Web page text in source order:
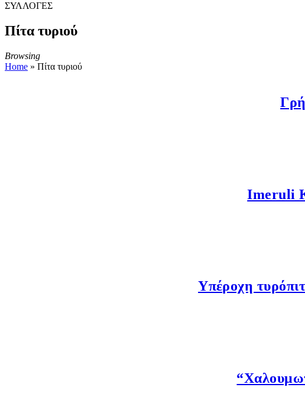
ΣΥΛΛΟΓΕΣ
Πίτα τυριού
Browsing
Home » Πίτα τυριού
Imeruli
Υπέροχη